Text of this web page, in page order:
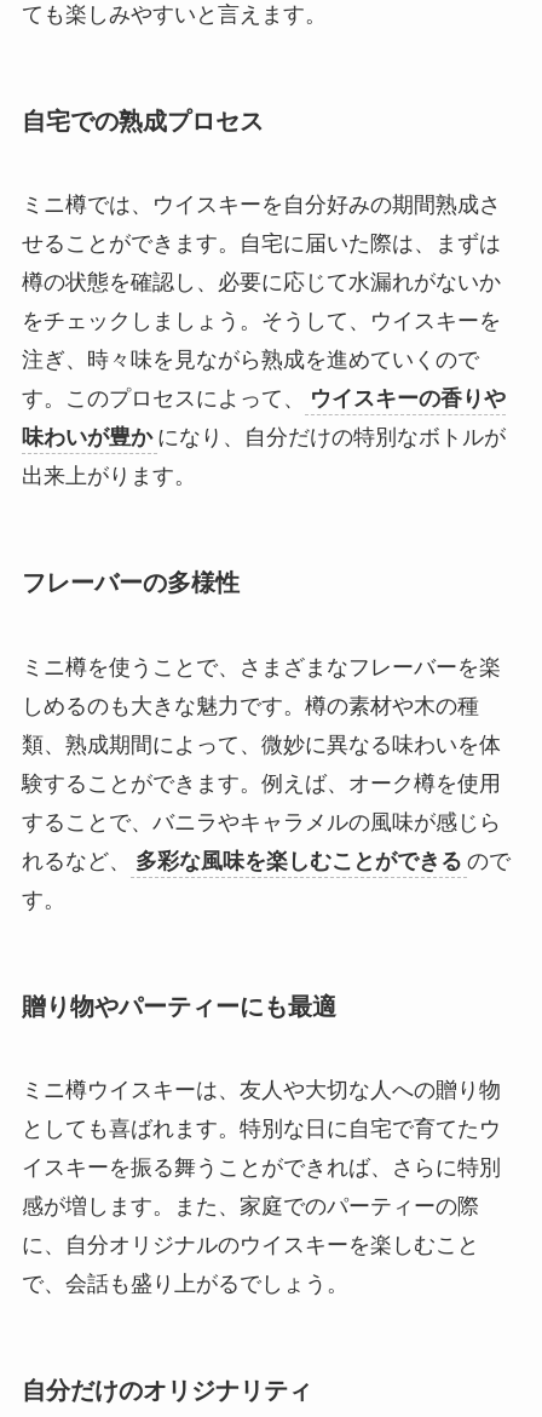
ても楽しみやすいと言えます。
自宅での熟成プロセス
ミニ樽では、ウイスキーを自分好みの期間熟成さ
せることができます。自宅に届いた際は、まずは
樽の状態を確認し、必要に応じて水漏れがないか
をチェックしましょう。そうして、ウイスキーを
注ぎ、時々味を見ながら熟成を進めていくので
す。このプロセスによって、
ウイスキーの香りや
味わいが豊か になり、自分だけの特別なボトルが
出来上がります。
フレーバーの多様性
ミニ樽を使うことで、さまざまなフレーバーを楽
しめるのも大きな魅力です。樽の素材や木の種
類、熟成期間によって、微妙に異なる味わいを体
験することができます。例えば、オーク樽を使用
することで、バニラやキャラメルの風味が感じら
れるなど、
多彩な風味を楽しむことができる ので
す。
贈り物やパーティーにも最適
ミニ樽ウイスキーは、友人や大切な人への贈り物
としても喜ばれます。特別な日に自宅で育てたウ
イスキーを振る舞うことができれば、さらに特別
感が増します。また、家庭でのパーティーの際
に、自分オリジナルのウイスキーを楽しむこと
で、会話も盛り上がるでしょう。
自分だけのオリジナリティ